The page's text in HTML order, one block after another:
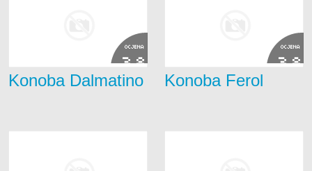
OCJENA
3.8
Konoba Dalmatino
OCJENA
3.8
Konoba Ferol